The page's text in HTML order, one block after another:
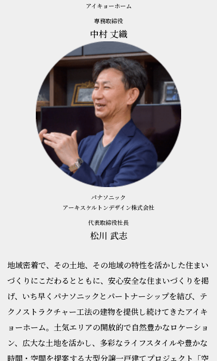
アイキョーホーム
専務取締役
中村 丈織
パナソニック
アーキスケルトンデザイン株式会社
代表取締役社長
松川 武志
地域密着で、その土地、その地域の特性を活かした住まい
づくりにこだわるとともに、 安心安全な住まいづくりを掲
げ、いち早くパナソニックとパートナーシップを結び、 テ
クノストラクチャー工法の建物を提供し続けてきたアイキ
ョーホーム。 土気エリアの開放的で自然豊かなロケーショ
ン、広大な土地を活かし、 多彩なライフスタイルや豊かな
時間・空間を提案する大型分譲一戸建てプロジェクト 「空